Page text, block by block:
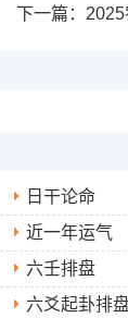
下一篇： 2025
日干论命
近一年运气
六壬排盘
六爻起卦排